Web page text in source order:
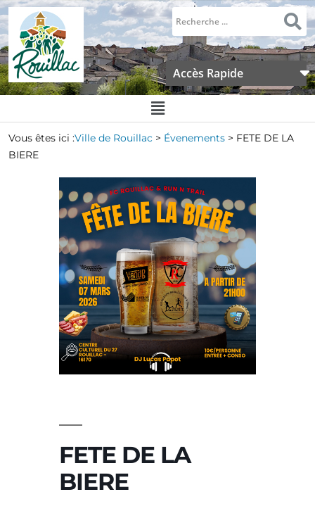
Accès Rapide
Vous êtes ici :Ville de Rouillac > Évenements > FETE DE LA
BIERE
FETE DE LA
BIERE